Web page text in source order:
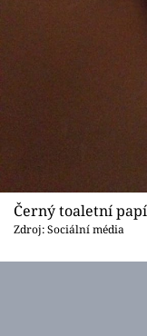
Černý toaletní
Zdroj: Sociální média